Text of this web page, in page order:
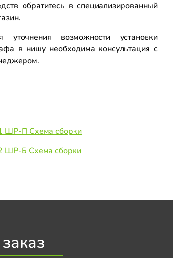
обратитесь в специализированный
уточнения возможности установки
в нишу необходима консультация с
ШР-П Схема сборки
ШР-Б Схема сборки